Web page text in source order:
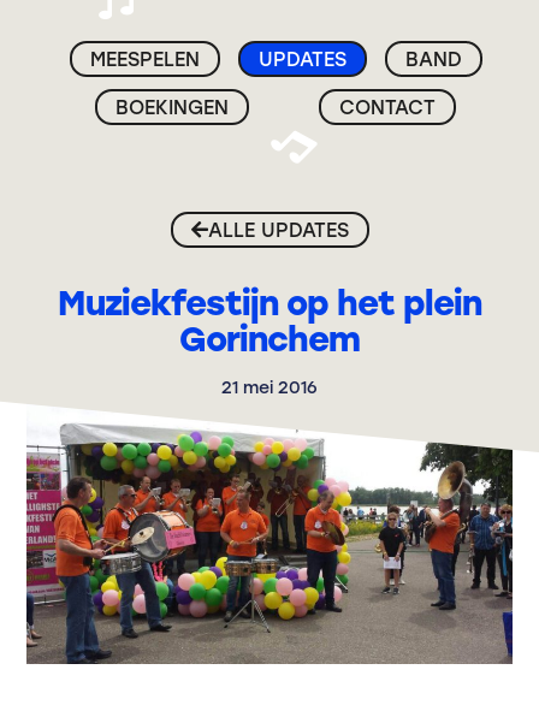
CONTACT
BOEKINGEN
UPDATES
MEESPELEN BAND
ALLE UPDATES
Muziekfestijn op het plein
Gorinchem
21 mei 2016